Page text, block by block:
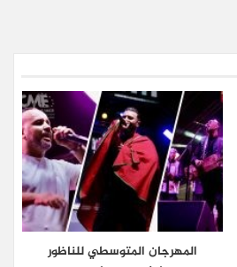
المهرجان المتوسطي للناظور